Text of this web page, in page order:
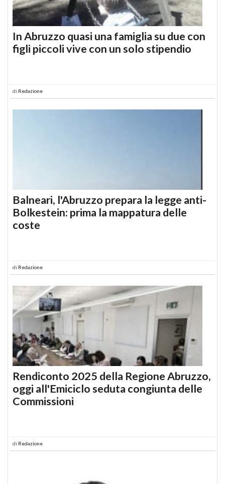
In Abruzzo quasi una famiglia su due con
figli piccoli vive con un solo stipendio
di Redazione
Balneari, l'Abruzzo prepara la legge anti-
Bolkestein: prima la mappatura delle
coste
di Redazione
Rendiconto 2025 della Regione Abruzzo,
oggi all'Emiciclo seduta congiunta delle
Commissioni
di Redazione